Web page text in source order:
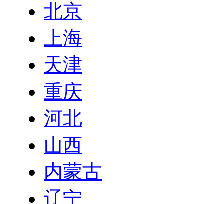
北京
上海
天津
重庆
河北
山西
内蒙古
辽宁